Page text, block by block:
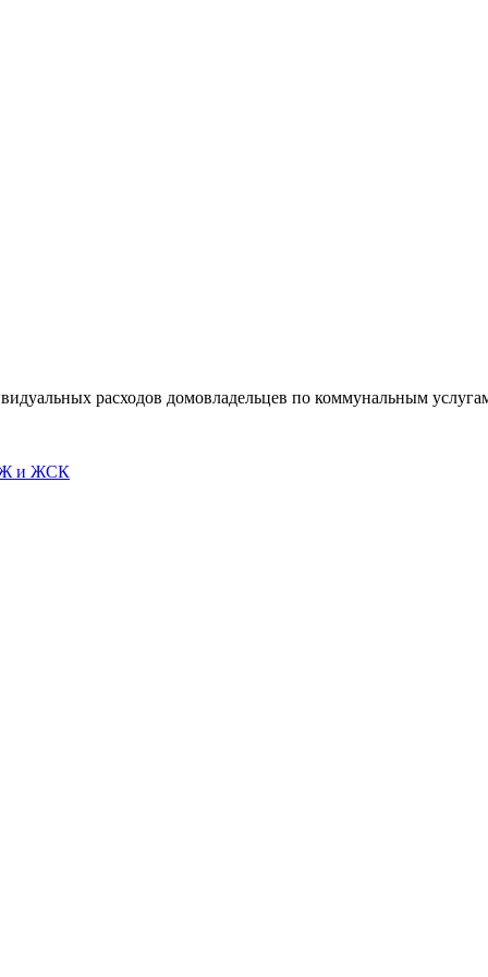
расходов домовладельцев по коммунальным
и ЖСК